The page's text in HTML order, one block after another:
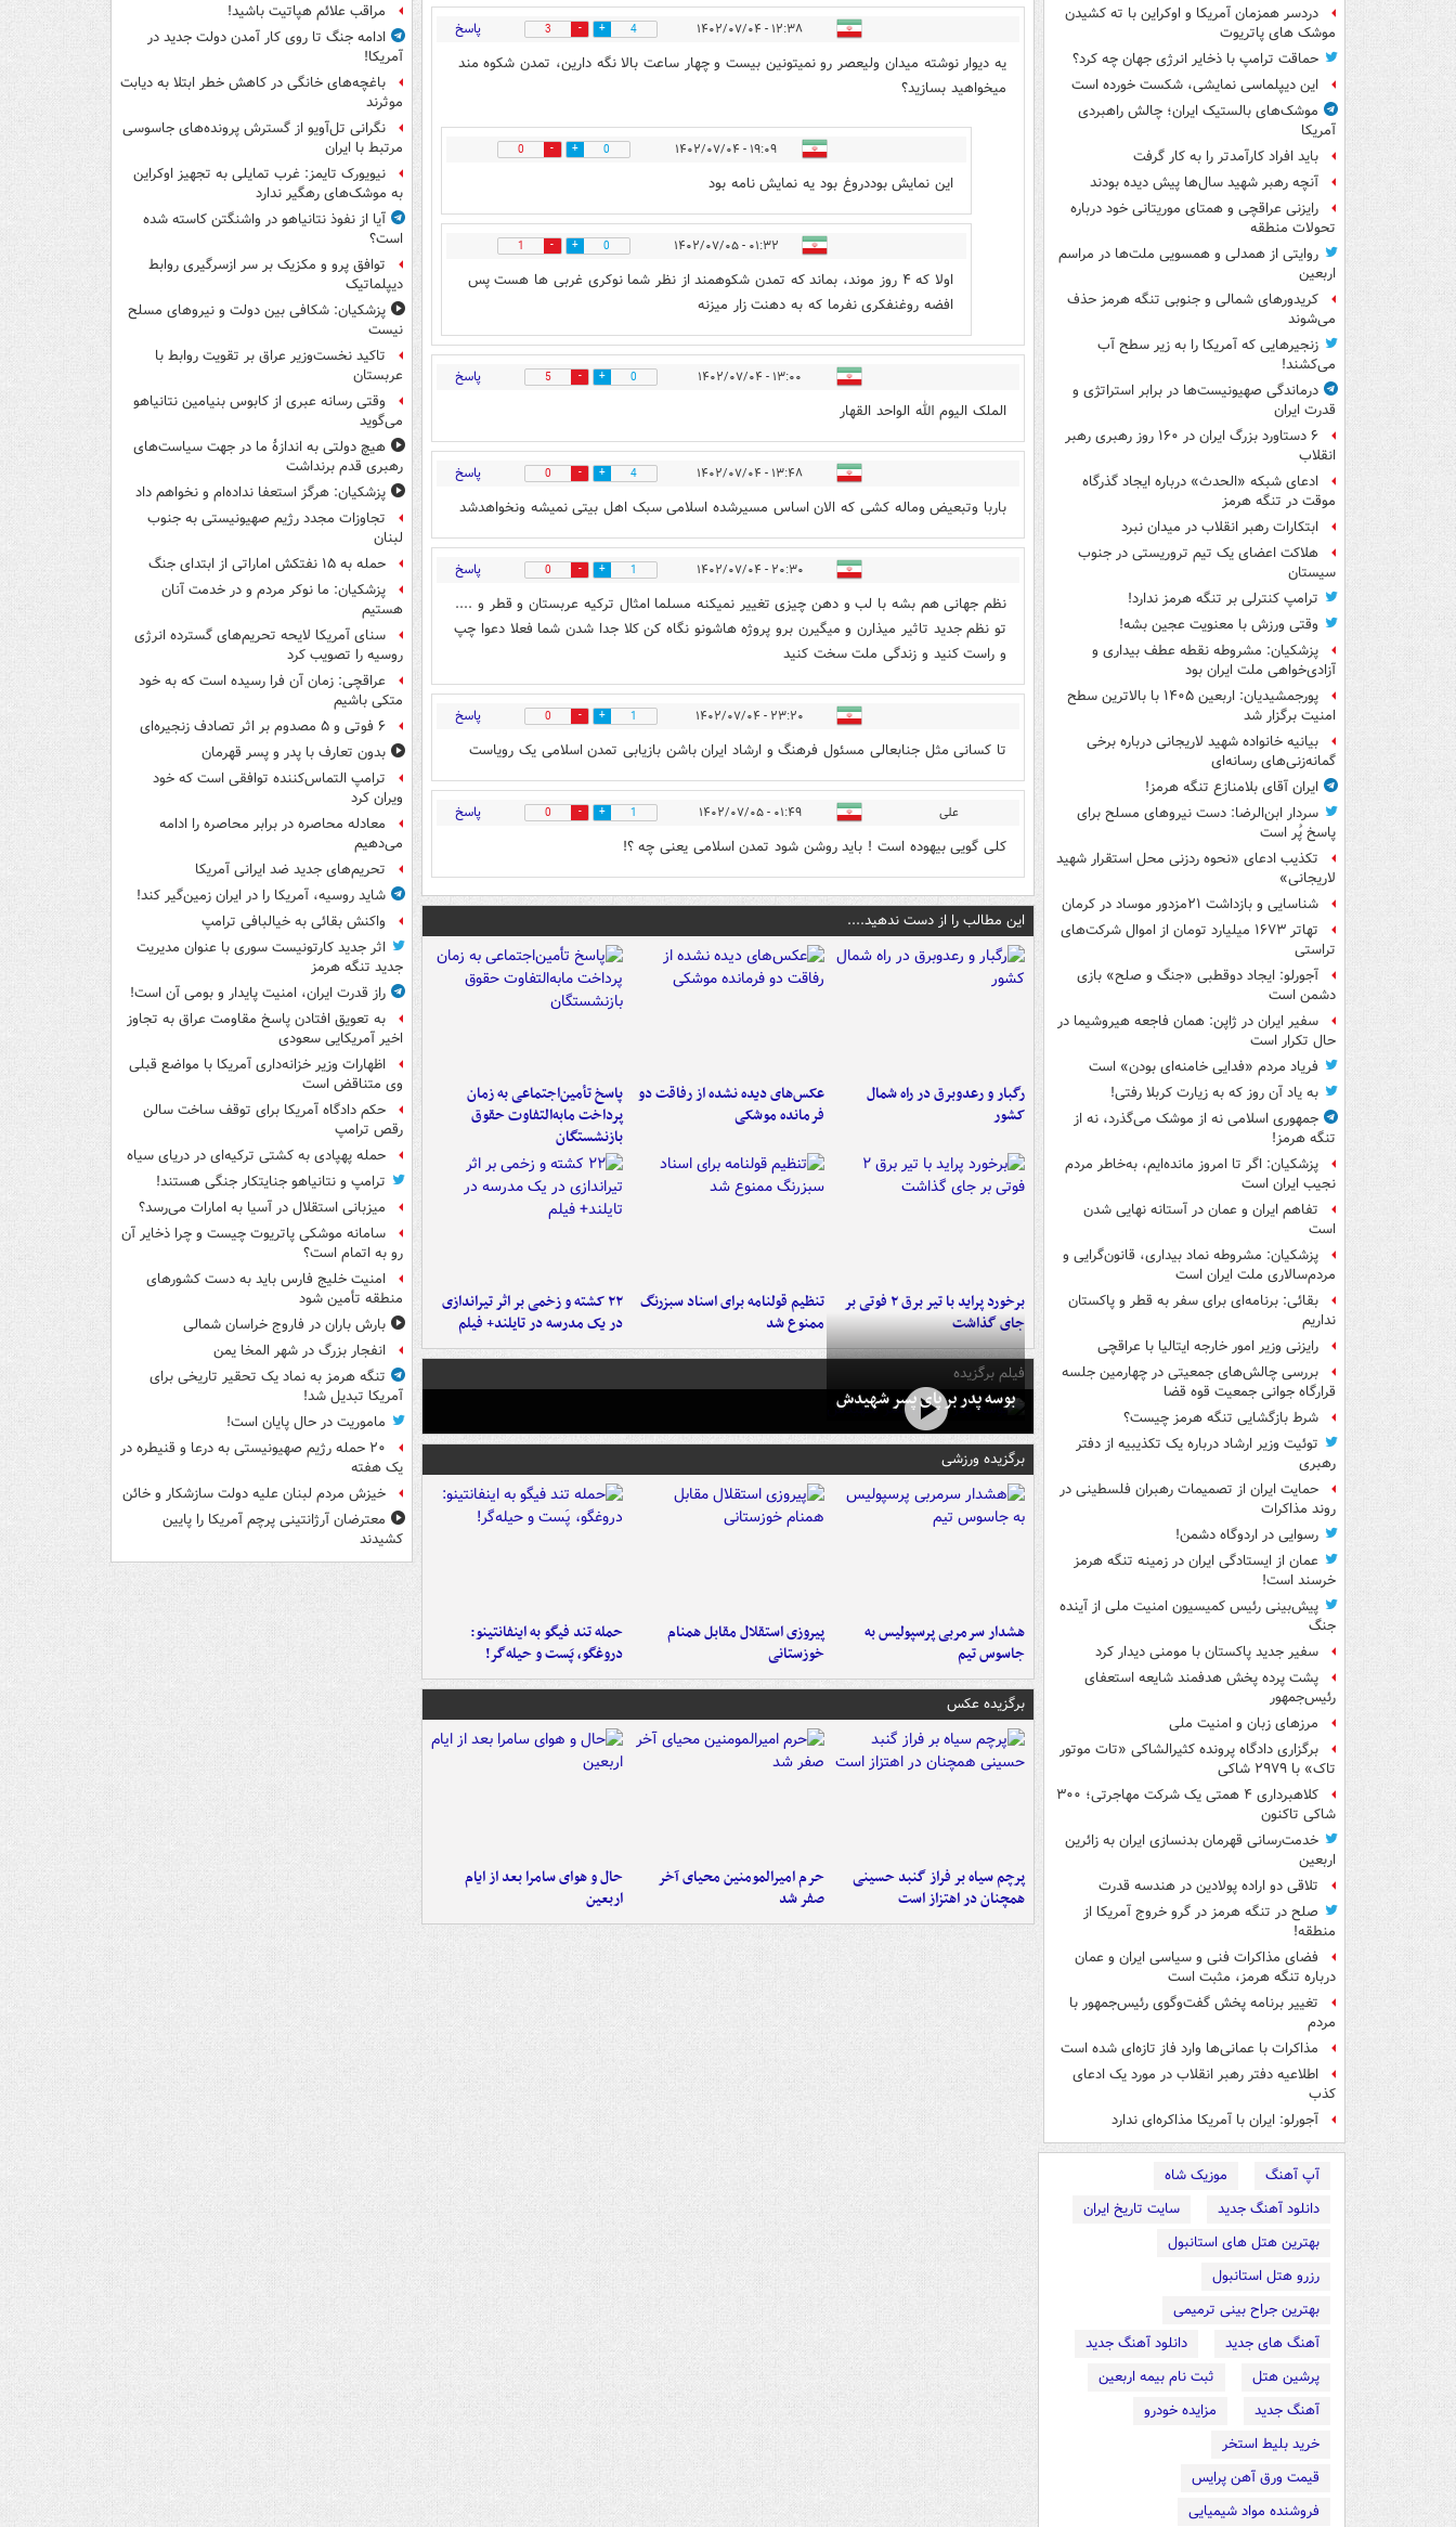
دردسر همزمان آمریکا و اوکراین با ته کشیدن
موشک های پاتریوت
حماقت ترامپ با ذخایر انرژی جهان چه کرد؟
این دیپلماسی نمایشی، شکست خورده است
موشک‌های بالستیک ایران؛ چالش راهبردی
آمریکا
باید افراد کارآمدتر را به کار گرفت
آنچه رهبر شهید سال‌ها پیش دیده بودند
رایزنی عراقچی و همتای موریتانی خود درباره
تحولات منطقه
روایتی از همدلی و همسویی ملت‌ها در مراسم
اربعین
کریدورهای شمالی و جنوبی تنگه هرمز حذف
می‌شوند
زنجیرهایی که آمریکا را به زیر سطح آب
می‌کشند!
درماندگی صهیونیست‌ها در برابر استراتژی و
قدرت ایران
۶ دستاورد بزرگ ایران در ۱۶۰ روز رهبری رهبر
انقلاب
ادعای شبکه «الحدث» درباره ایجاد گذرگاه
موقت در تنگه هرمز
ابتکارات رهبر انقلاب در میدان نبرد
هلاکت اعضای یک تیم تروریستی در جنوب
سیستان
ترامپ کنترلی بر تنگه هرمز ندارد!
وقتی ورزش با معنویت عجین بشه!
پزشکیان: مشروطه نقطه عطف بیداری و
آزادی‌خواهی ملت ایران بود
پورجمشیدیان: اربعین ۱۴۰۵ با بالاترین سطح
امنیت برگزار شد
بیانیه خانواده شهید لاریجانی درباره برخی
گمانه‌زنی‌های رسانه‌ای
ایران آقای بلامنازع تنگه هرمز!
سردار ابن‌الرضا: دست نیروهای مسلح برای
پاسخ پُر است
تکذیب ادعای «نحوه ردزنی محل استقرار شهید
لاریجانی»
شناسایی و بازداشت ۲۱مزدور موساد در کرمان
تهاتر ۱۶۷۳ میلیارد تومان از اموال شرکت‌های
تراستی
آجورلو: ایجاد دوقطبی «جنگ و صلح‌» بازی
دشمن است
سفیر ایران در ژاپن: همان فاجعه هیروشیما در
حال تکرار است
فریاد مردم «فدایی خامنه‌ای بودن» است
به یاد آن روز که به زیارت کربلا رفتی!
جمهوری اسلامی نه از موشک می‌گذرد، نه از
تنگه هرمز!
پزشکیان: اگر تا امروز مانده‌ایم، به‌خاطر مردم
نجیب ایران است
تفاهم ایران و عمان در آستانه نهایی شدن
است
پزشکیان: مشروطه نماد بیداری، قانون‌گرایی و
مردم‌سالاری ملت ایران است
بقائی: برنامه‌ای برای سفر به قطر و پاکستان
نداریم
رایزنی وزیر امور خارجه ایتالیا با عراقچی
بررسی چالش‌های جمعیتی در چهارمین جلسه
قرارگاه جوانی جمعیت قوه قضا
شرط بازگشایی تنگه هرمز چیست؟
توئیت وزیر ارشاد درباره یک تکذیبیه از دفتر
رهبری
حمایت ایران از تصمیمات رهبران فلسطینی در
روند مذاکرات
رسوایی در اردوگاه دشمن!
عمان از ایستادگی ایران در زمینه تنگه هرمز
خرسند است!
پیش‌بینی رئیس کمیسیون امنیت ملی از آینده
جنگ
سفیر جدید پاکستان با مومنی دیدار کرد
پشت پرده پخش هدفمند شایعه استعفای
رئیس‌جمهور
مرزهای زبان و امنیت ملی
برگزاری دادگاه پرونده کثیرالشاکی «تات موتور
تاک» با ۲۹۷۹ شاکی
کلاهبرداری ۴ همتی یک شرکت مهاجرتی؛ ۳۰۰
شاکی تاکنون
خدمت‌رسانی قهرمان بدنسازی ایران به زائرین
اربعین
تلاقی دو اراده پولادین در هندسه قدرت
صلح در تنگه هرمز در گرو خروج آمریکا از
منطقه!
فضای مذاکرات فنی و سیاسی ایران و عمان
درباره تنگه هرمز، مثبت است
تغییر برنامه پخش گفت‌وگوی رئیس‌جمهور با
مردم
مذاکرات با عمانی‌ها وارد فاز تازه‌ای شده است
اطلاعیه دفتر رهبر انقلاب در مورد یک ادعای
کذب
آجورلو: ایران با آمریکا مذاکره‌ای ندارد
آپ آهنگ
موزیک شاه
دانلود آهنگ جدید
سایت تاریخ ایران
بهترین هتل های استانبول
رزرو هتل استانبول
بهترین جراح بینی ترمیمی
آهنگ های جدید
دانلود آهنگ جدید
پرشین هتل
ثبت نام بیمه اربعین
آهنگ جدید
مزایده خودرو
خرید بلیط استخر
قیمت ورق آهن پرایس
فروشنده مواد شیمیایی
۱۲:۳۸ - ۱۴۰۲/۰۷/۰۴ 4
3 پاسخ
یه دیوار نوشته میدان ولیعصر رو نمیتونین بیست و چهار ساعت بالا نگه دارین، تمدن شکوه مند
میخواهید بسازید؟
۱۹:۰۹ - ۱۴۰۲/۰۷/۰۴ 0
0
این نمایش بوددروغ بود یه نمایش نامه بود
۰۱:۳۲ - ۱۴۰۲/۰۷/۰۵ 0
1
اولا که ۴ روز موند، بماند که تمدن شکوهمند از نظر شما نوکری غربی ها هست پس
افضه روغنفکری نفرما که به دهنت زار میزنه
۱۳:۰۰ - ۱۴۰۲/۰۷/۰۴ 0
5 پاسخ
الملک الیوم الله الواحد القهار
۱۳:۴۸ - ۱۴۰۲/۰۷/۰۴ 4
0 پاسخ
باربا وتبعیض وماله کشی که الان اساس مسیرشده اسلامی سبک اهل بیتی نمیشه ونخواهدشد
۲۰:۳۰ - ۱۴۰۲/۰۷/۰۴ 1
0 پاسخ
نظم جهانی هم بشه با لب و دهن چیزی تغییر نمیکنه مسلما امثال ترکیه عربستان و قطر و ....
تو نظم جدید تاثیر میذارن و میگیرن برو پروژه هاشونو نگاه کن کلا جدا شدن شما فعلا دعوا چپ
و راست کنید و زندگی ملت سخت کنید
۲۳:۲۰ - ۱۴۰۲/۰۷/۰۴ 1
0 پاسخ
تا کسانی مثل جنابعالی مسئول فرهنگ و ارشاد ایران باشن بازیابی تمدن اسلامی یک رویاست
علی ۰۱:۴۹ - ۱۴۰۲/۰۷/۰۵ 1
0 پاسخ
کلی گویی بیهوده است ! باید روشن شود تمدن اسلامی یعنی چه ؟!
این مطالب را از دست ندهید....
رگبار و رعدوبرق در راه شمال
کشور
عکس‌های دیده نشده از رفاقت دو
فرمانده‌ موشکی
پاسخ تأمین‌اجتماعی به زمان
پرداخت مابه‌التفاوت حقوق
بازنشستگان
برخورد پراید با تیر برق ۲ فوتی بر
جای گذاشت
تنظیم قولنامه برای اسناد سبزرنگ
ممنوع شد
۲۲ کشته و زخمی بر اثر تیراندازی
در یک مدرسه در تایلند+ فیلم
فیلم برگزیده
بوسه‌ پدر بر پای پسر شهیدش
برگزیده ورزشی
هشدار سرمربی پرسپولیس به
جاسوس تیم
پیروزی استقلال مقابل همنام
خوزستانی
حمله تند فیگو به اینفانتینو:
دروغگو، پَست‌ و حیله‌گر!
برگزیده عکس
پرچم سیاه بر فراز گنبد حسینی
همچنان در اهتزاز است
حرم امیرالمومنین محیای آخر
صفر شد
حال و هوای سامرا بعد از ایام
اربعین
مراقب علائم هپاتیت باشید!
ادامه جنگ تا روی کار آمدن دولت جدید در
آمریکا!
باغچه‌های خانگی در کاهش خطر ابتلا به دیابت
موثرند
نگرانی تل‌آویو از گسترش پرونده‌های جاسوسی
مرتبط با ایران
نیویورک تایمز: غرب تمایلی به تجهیز اوکراین
به موشک‌های رهگیر ندارد
آیا از نفوذ نتانیاهو در واشنگتن کاسته شده
است؟
توافق پرو و مکزیک بر سر ازسرگیری روابط
دیپلماتیک
پزشکیان: شکافی بین دولت و نیروهای مسلح
نیست
تاکید نخست‌وزیر عراق بر تقویت روابط با
عربستان
وقتی رسانه عبری از کابوس بنیامین نتانیاهو
می‌گوید
هیچ دولتی به اندازۀ ما در جهت سیاست‌های
رهبری قدم برنداشت
پزشکیان: هرگز استعفا نداده‌ام و نخواهم داد
تجاوزات مجدد رژیم صهیونیستی به جنوب
لبنان
حمله به ۱۵ نفتکش‌ اماراتی از ابتدای جنگ
پزشکیان: ما نوکر مردم و در خدمت آنان
هستیم
سنای آمریکا لایحه تحریم‌های گسترده انرژی
روسیه را تصویب کرد
عراقچی: زمان آن فرا رسیده است که به خود
متکی باشیم
۶ فوتی و ۵ مصدوم بر اثر تصادف زنجیره‌ای
بدون تعارف با پدر و پسر قهرمان
ترامپ التماس‌کننده توافقی است که خود
ویران کرد
معادله محاصره در برابر محاصره را ادامه
می‌دهیم
تحریم‌های جدید ضد ایرانی آمریکا
شاید روسیه، آمریکا را در ایران زمین‌گیر کند!
واکنش بقائی به خیالبافی ترامپ
اثر جدید کارتونیست سوری با عنوان مدیریت
جدید تنگه هرمز
راز قدرت ایران، امنیت پایدار و بومی آن است!
به تعویق افتادن پاسخ مقاومت عراق به تجاوز
اخیر آمریکایی سعودی
اظهارات وزیر خزانه‌داری آمریکا با مواضع قبلی
وی متناقض است
حکم دادگاه آمریکا برای توقف ساخت سالن
رقص ترامپ
حمله پهپادی به کشتی ترکیه‌ای در دریای سیاه
ترامپ و نتانیاهو جنایتکار جنگی هستند!
میزبانی استقلال در آسیا به امارات می‌رسد؟
سامانه موشکی پاتریوت چیست و چرا ذخایر آن
رو به اتمام است؟
امنیت خلیج فارس باید به دست کشورهای
منطقه تأمین شود
بارش باران در فاروج خراسان شمالی
انفجار بزرگ در شهر المخا یمن
تنگه هرمز به نماد یک تحقیر تاریخی برای
آمریکا تبدیل شد!
ماموریت در حال پایان است!
۲۰ حمله رژیم صهیونیستی به درعا و قنیطره در
یک هفته
خیزش مردم لبنان علیه دولت سازشکار و خائن
معترضان آرژانتینی پرچم آمریکا را پایین
کشیدند